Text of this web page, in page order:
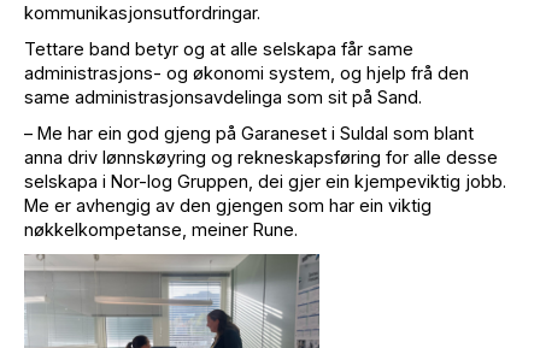
kommunikasjonsutfordringar.
Tettare band betyr og at alle selskapa får same
administrasjons- og økonomi system, og hjelp frå den
same administrasjonsavdelinga som sit på Sand.
– Me har ein god gjeng på Garaneset i Suldal som blant
anna driv lønnskøyring og rekneskapsføring for alle desse
selskapa i Nor-log Gruppen, dei gjer ein kjempeviktig jobb.
Me er avhengig av den gjengen som har ein viktig
nøkkelkompetanse, meiner Rune.